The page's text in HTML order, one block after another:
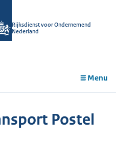
Rijksdienst voor Ondernemend
Nederland
Menu
Postel